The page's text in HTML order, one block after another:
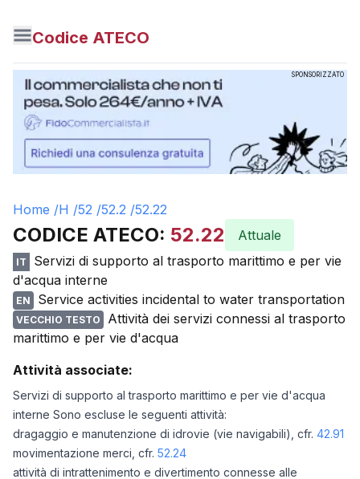
Codice ATECO
SPONSORIZZATO
Home /H /52 /52.2 /52.22
CODICE ATECO: 52.22 Attuale
IT
Servizi di supporto al trasporto marittimo e per vie
d'acqua interne
EN Service activities incidental to water transportation
VECCHIO TESTO
Attività dei servizi connessi al trasporto
marittimo e per vie d'acqua
Attività associate:
Servizi di supporto al trasporto marittimo e per vie d'acqua
interne Sono escluse le seguenti attività:
dragaggio e manutenzione di idrovie (vie navigabili), cfr. 42.91
movimentazione merci, cfr. 52.24
attività di intrattenimento e divertimento connesse alle